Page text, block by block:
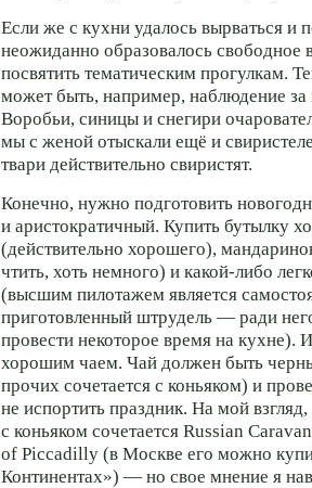
Если же с кухни удалось вырваться
неожиданно образовалось свободное
посвятить тематическим прогулкам.
может быть, например, наблюдение
Воробьи, синицы и снегири
мы с женой отыскали ещё и
твари действительно свиристят.
Конечно, нужно подготовить
и аристократичный. Купить бутылку
(действительно хорошего),
чтить, хоть немного) и какой-либо
(высшим пилотажем является
приготовленный штрудель — ради
провести некоторое время на кухне).
хорошим чаем. Чай должен быть
прочих сочетается с коньяком) и
не испортить праздник. На мой
с коньяком сочетается Russian
of Piccadilly (в Москве его можно
Континентах») — но свое мнение я